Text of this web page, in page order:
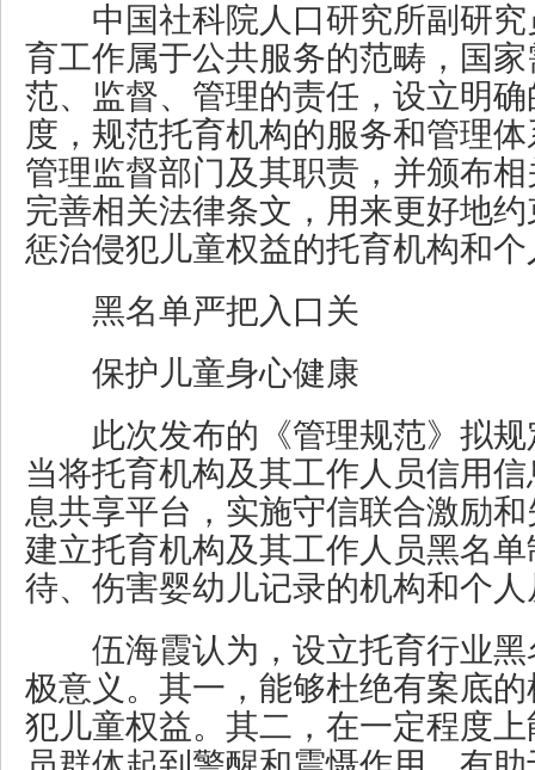
中国社科院人口研究所副研究
育工作属于公共服务的范畴，国
范、监督、管理的责任，设立明
度，规范托育机构的服务和管理
管理监督部门及其职责，并颁布
完善相关法律条文，用来更好地
惩治侵犯儿童权益的托育机构和个
黑名单严把入口关
保护儿童身心健康
此次发布的《管理规范》拟规
当将托育机构及其工作人员信用
息共享平台，实施守信联合激励
建立托育机构及其工作人员黑名
待、伤害婴幼儿记录的机构和个
伍海霞认为，设立托育行业黑
极意义。其一，能够杜绝有案底
犯儿童权益。其二，在一定程度